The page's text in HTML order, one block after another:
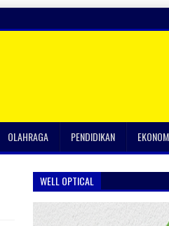
OLAHRAGA PENDIDIKAN
WELL OPTICAL